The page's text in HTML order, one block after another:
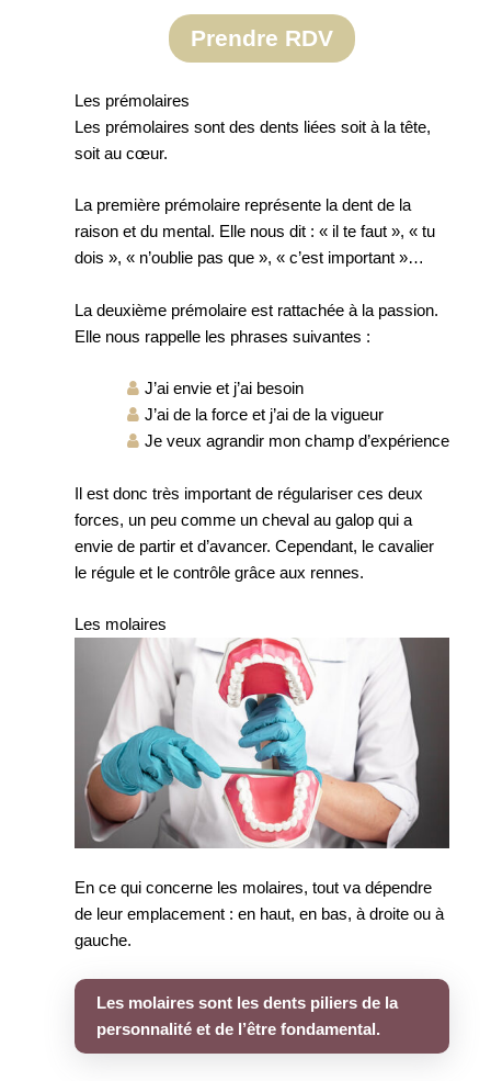
Prendre RDV
Les prémolaires
Les prémolaires sont des dents liées soit à la tête,
soit au cœur.
La première prémolaire représente la dent de la
raison et du mental. Elle nous dit : « il te faut », « tu
dois », « n’oublie pas que », « c’est important »…
La deuxième prémolaire est rattachée à la passion.
Elle nous rappelle les phrases suivantes :
J’ai envie et j’ai besoin
J’ai de la force et j’ai de la vigueur
Je veux agrandir mon champ d’expérience
Il est donc très important de régulariser ces deux
forces, un peu comme un cheval au galop qui a
envie de partir et d’avancer. Cependant, le cavalier
le régule et le contrôle grâce aux rennes.
Les molaires
En ce qui concerne les molaires, tout va dépendre
de leur emplacement : en haut, en bas, à droite ou à
gauche.
Les molaires sont les dents piliers de la
personnalité et de l’être fondamental.